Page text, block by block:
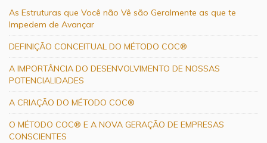
As Estruturas que Você não Vê são Geralmente as que te
Impedem de Avançar
DEFINIÇÃO CONCEITUAL DO MÉTODO COC®
A IMPORTÂNCIA DO DESENVOLVIMENTO DE NOSSAS
POTENCIALIDADES
A CRIAÇÃO DO MÉTODO COC®
O MÉTODO COC® E A NOVA GERAÇÃO DE EMPRESAS
CONSCIENTES